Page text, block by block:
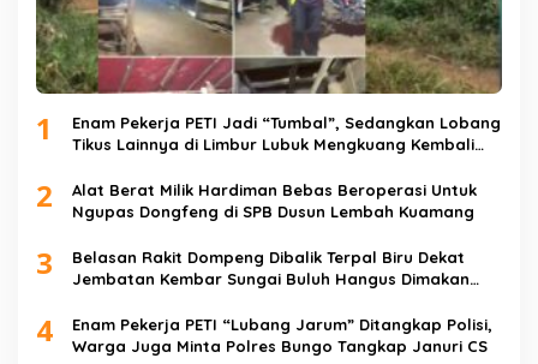
1
Enam Pekerja PETI Jadi “Tumbal”, Sedangkan Lobang
Tikus Lainnya di Limbur Lubuk Mengkuang Kembali
2
Alat Berat Milik Hardiman Bebas Beroperasi Untuk
Ngupas Dongfeng di SPB Dusun Lembah Kuamang
3
Belasan Rakit Dompeng Dibalik Terpal Biru Dekat
Jembatan Kembar Sungai Buluh Hangus Dimakan
4
Enam Pekerja PETI “Lubang Jarum” Ditangkap Polisi,
Warga Juga Minta Polres Bungo Tangkap Januri CS